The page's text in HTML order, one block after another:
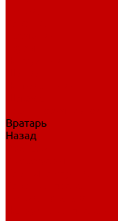
Вратарь
Назад